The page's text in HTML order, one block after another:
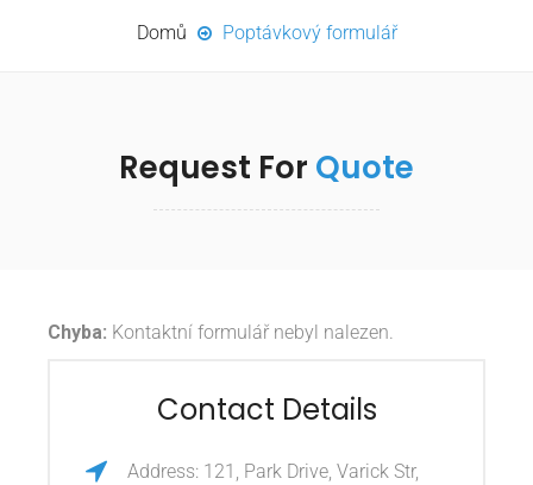
Domů Poptávkový formulář
Request For Quote
Chyba: Kontaktní formulář nebyl nalezen.
Contact Details
Address: 121, Park Drive, Varick Str,